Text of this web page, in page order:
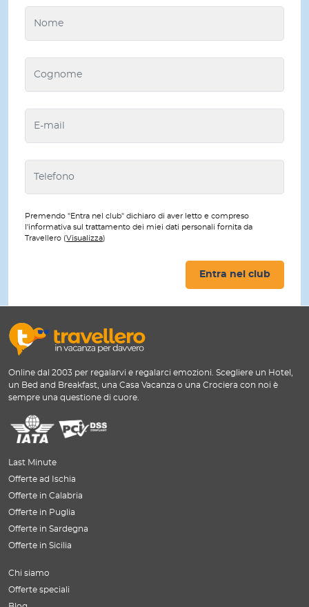
Premendo "Entra nel club" dichiaro di aver letto e compreso
l'informativa sul trattamento dei miei dati personali fornita da
Travellero (Visualizza)
Entra nel club
Online dal 2003 per regalarvi e regalarci emozioni. Scegliere un Hotel,
un Bed and Breakfast, una Casa Vacanza o una Crociera con noi è
sempre una questione di cuore.
Last Minute
Offerte ad Ischia
Offerte in Calabria
Offerte in Puglia
Offerte in Sardegna
Offerte in Sicilia
Chi siamo
Offerte speciali